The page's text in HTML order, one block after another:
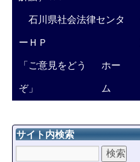
石川県社会法律センタ
ーＨＰ
「ご意見をどう
ぞ」
ホー
ム
サイト内検索